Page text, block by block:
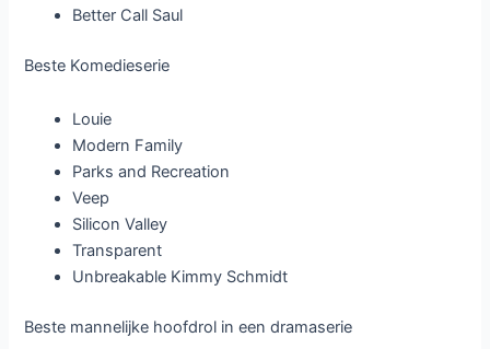
Better Call Saul
Beste Komedieserie
Louie
Modern Family
Parks and Recreation
Veep
Silicon Valley
Transparent
Unbreakable Kimmy Schmidt
Beste mannelijke hoofdrol in een dramaserie